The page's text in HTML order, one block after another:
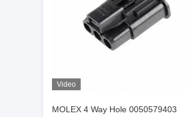
Video
MOLEX 4 Way Hole 0050579403